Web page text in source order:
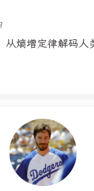
从熵增定律解码人